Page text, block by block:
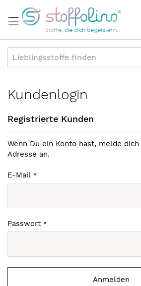
zum
Inhalt
Kundenlogin
Registrierte Kunden
Wenn Du ein Konto hast, melde
Adresse an.
E-Mail
Passwort
Anmelden